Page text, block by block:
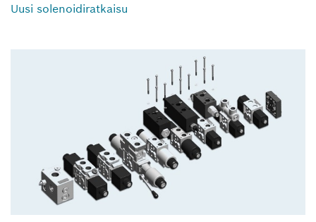
Uusi solenoidiratkaisu